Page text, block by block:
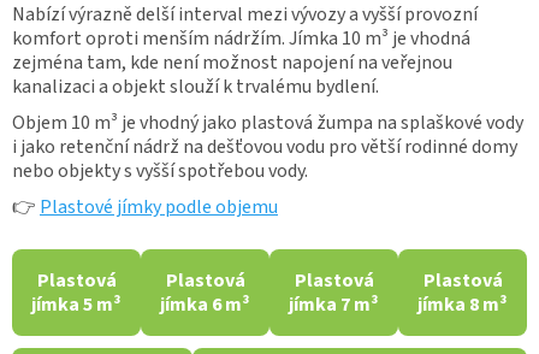
Nabízí výrazně delší interval mezi vývozy a vyšší provozní
komfort oproti menším nádržím. Jímka 10 m³ je vhodná
zejména tam, kde není možnost napojení na veřejnou
kanalizaci a objekt slouží k trvalému bydlení.
Objem 10 m³ je vhodný jako plastová žumpa na splaškové vody
i jako retenční nádrž na dešťovou vodu pro větší rodinné domy
nebo objekty s vyšší spotřebou vody.
👉Plastové jímky podle objemu
Plastová
jímka 5 m³
Plastová
jímka 6 m³
Plastová
jímka 7 m³
Plastová
jímka 8 m³